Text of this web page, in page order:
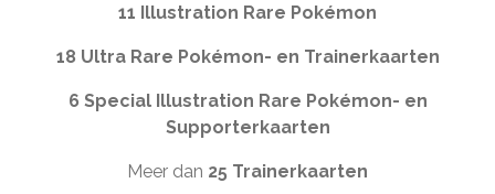
11 Illustration Rare Pokémon
18 Ultra Rare Pokémon- en Trainerkaarten
6 Special Illustration Rare Pokémon- en
Supporterkaarten
Meer dan 25 Trainerkaarten